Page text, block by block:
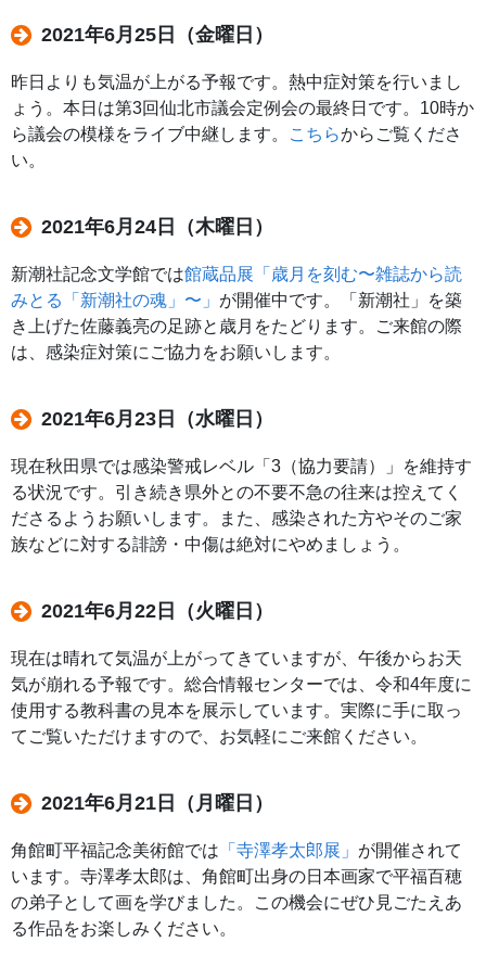
2021年6月25日（金曜日）
昨日よりも気温が上がる予報です。熱中症対策を行いまし
ょう。本日は第3回仙北市議会定例会の最終日です。10時か
ら議会の模様をライブ中継します。
こちらからご覧くださ
い。
2021年6月24日（木曜日）
新潮社記念文学館では館蔵品展「歳月を刻む〜雑誌から読
みとる「新潮社の魂」〜」 が開催中です。「新潮社」を築
き上げた佐藤義亮の足跡と歳月をたどります。ご来館の際
は、感染症対策にご協力をお願いします。
2021年6月23日（水曜日）
現在秋田県では感染警戒レベル「3（協力要請）」を維持す
る状況です。引き続き県外との不要不急の往来は控えてく
ださるようお願いします。また、感染された方やそのご家
族などに対する誹謗・中傷は絶対にやめましょう。
2021年6月22日（火曜日）
現在は晴れて気温が上がってきていますが、午後からお天
気が崩れる予報です。総合情報センターでは、令和4年度に
使用する教科書の見本を展示しています。実際に手に取っ
てご覧いただけますので、お気軽にご来館ください。
2021年6月21日（月曜日）
角館町平福記念美術館では 「寺澤孝太郎展」 が開催されて
います。寺澤孝太郎は、角館町出身の日本画家で平福百穂
の弟子として画を学びました。この機会にぜひ見ごたえあ
る作品をお楽しみください。